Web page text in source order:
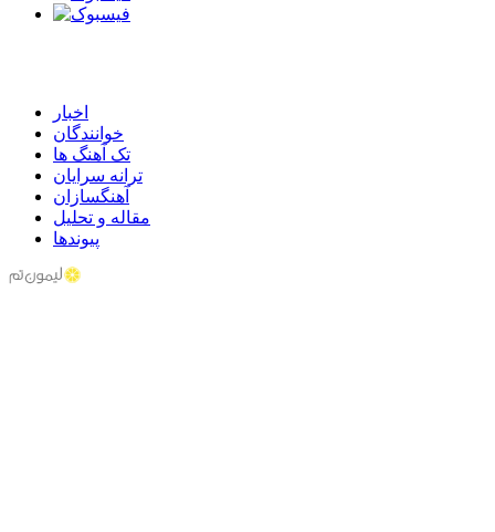
اخبار
خوانندگان
تک آهنگ ها
ترانه سرایان
آهنگسازان
مقاله و تحلیل
پیوندها